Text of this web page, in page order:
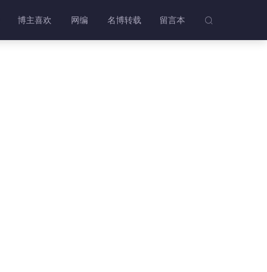

博主喜欢 网编 名博转载 留言本